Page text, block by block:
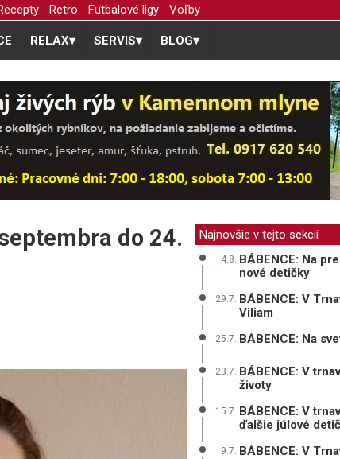
Retro Futbalové ligy Voľby
RELAX▾ SERVIS▾ BLOG▾
do 24.
Najnovšie v tejto sekcii
4.8. BÁBENCE: Na
nové detičky
29.7. BÁBENCE: V
Viliam
25.7. BÁBENCE: Na
23.7. BÁBENCE: V
životy
15.7. BÁBENCE: V
ďalšie júlové
9.7. BÁBENCE: V